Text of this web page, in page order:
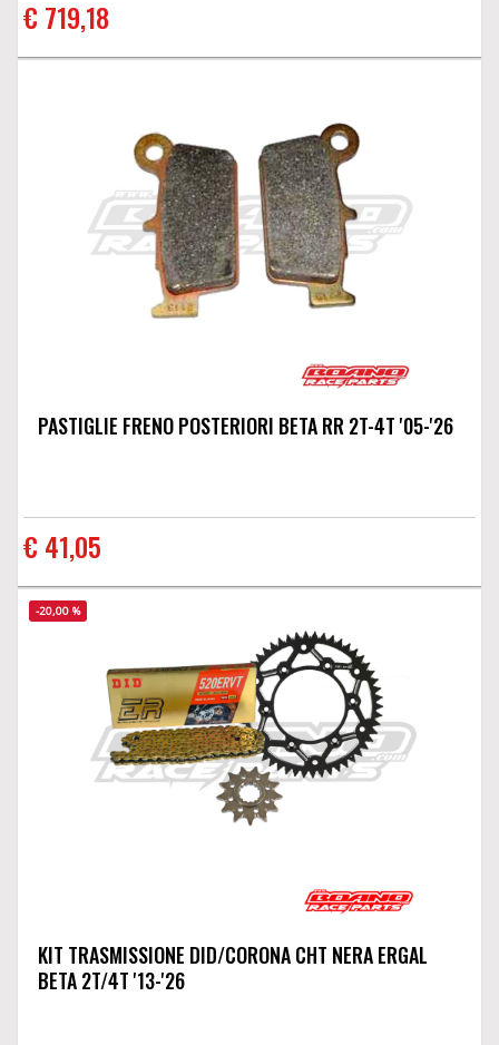
€ 719,18
PASTIGLIE FRENO POSTERIORI BETA RR 2T-4T '05-'26
€ 41,05
-20,00 %
KIT TRASMISSIONE DID/CORONA CHT NERA ERGAL
BETA 2T/4T '13-'26